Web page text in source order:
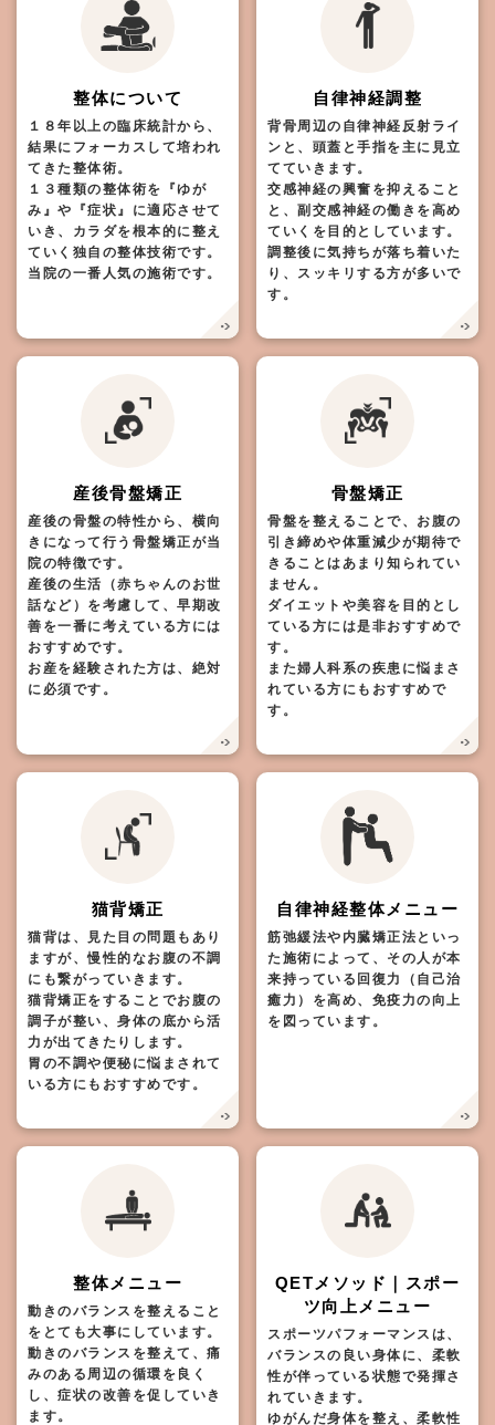
整体について
１８年以上の臨床統計から、
結果にフォーカスして培われ
てきた整体術。
１３種類の整体術を『ゆが
み』や『症状』に適応させて
いき、カラダを根本的に整え
ていく独自の整体技術です。
当院の一番人気の施術です。
自律神経調整
背骨周辺の自律神経反射ライ
ンと、頭蓋と手指を主に見立
てていきます。
交感神経の興奮を抑えること
と、副交感神経の働きを高め
ていくを目的としています。
調整後に気持ちが落ち着いた
り、スッキリする方が多いで
す。
産後骨盤矯正
産後の骨盤の特性から、横向
きになって行う骨盤矯正が当
院の特徴です。
産後の生活（赤ちゃんのお世
話など）を考慮して、早期改
善を一番に考えている方には
おすすめです。
お産を経験された方は、絶対
に必須です。
骨盤矯正
骨盤を整えることで、お腹の
引き締めや体重減少が期待で
きることはあまり知られてい
ません。
ダイエットや美容を目的とし
ている方には是非おすすめで
す。
また婦人科系の疾患に悩まさ
れている方にもおすすめで
す。
猫背矯正
猫背は、見た目の問題もあり
ますが、慢性的なお腹の不調
にも繋がっていきます。
猫背矯正をすることでお腹の
調子が整い、身体の底から活
力が出てきたりします。
胃の不調や便秘に悩まされて
いる方にもおすすめです。
自律神経整体メニュー
筋弛緩法や内臓矯正法といっ
た施術によって、その人が本
来持っている回復力（自己治
癒力）を高め、免疫力の向上
を図っています。
整体メニュー
動きのバランスを整えること
をとても大事にしています。
動きのバランスを整えて、痛
みのある周辺の循環を良く
し、症状の改善を促していき
ます。
QETメソッド｜スポー
ツ向上メニュー
スポーツパフォーマンスは、
バランスの良い身体に、柔軟
性が伴っている状態で発揮さ
れていきます。
ゆがんだ身体を整え、柔軟性